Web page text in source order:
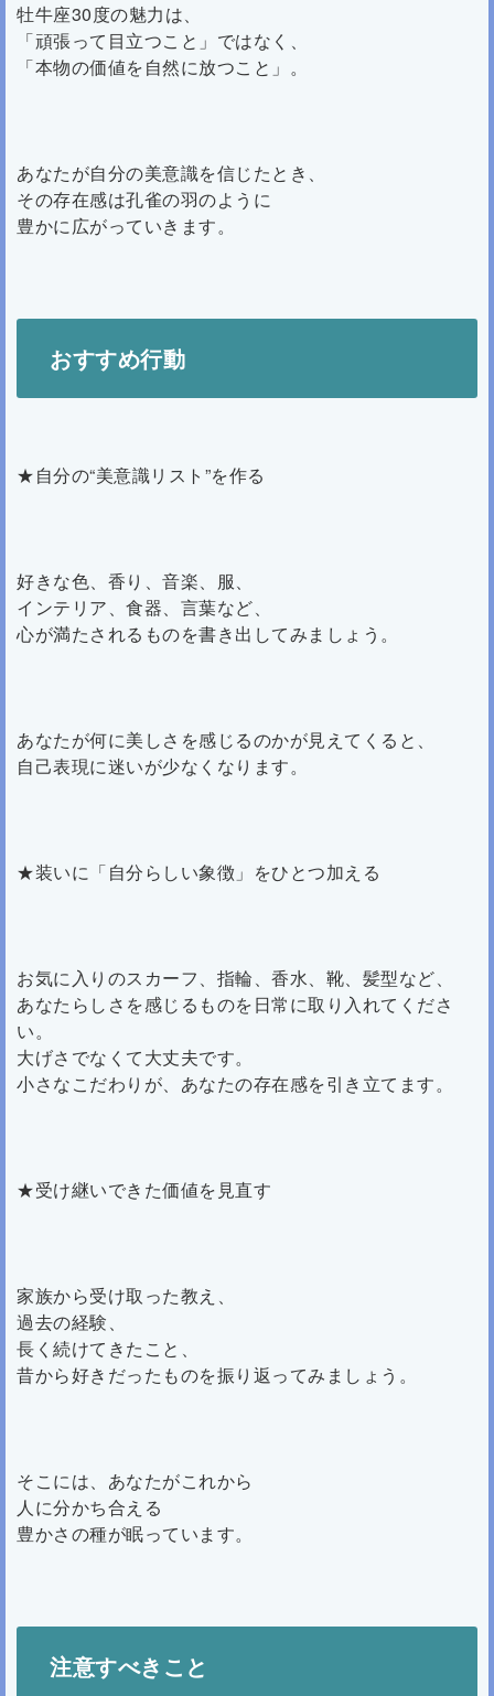
牡牛座30度の魅力は、
「頑張って目立つこと」ではなく、
「本物の価値を自然に放つこと」。
あなたが自分の美意識を信じたとき、
その存在感は孔雀の羽のように
豊かに広がっていきます。
おすすめ行動
★自分の“美意識リスト”を作る
好きな色、香り、音楽、服、
インテリア、食器、言葉など、
心が満たされるものを書き出してみましょう。
あなたが何に美しさを感じるのかが見えてくると、
自己表現に迷いが少なくなります。
★装いに「自分らしい象徴」をひとつ加える
お気に入りのスカーフ、指輪、香水、靴、髪型など、
あなたらしさを感じるものを日常に取り入れてくださ
い。
大げさでなくて大丈夫です。
小さなこだわりが、あなたの存在感を引き立てます。
★受け継いできた価値を見直す
家族から受け取った教え、
過去の経験、
長く続けてきたこと、
昔から好きだったものを振り返ってみましょう。
そこには、あなたがこれから
人に分かち合える
豊かさの種が眠っています。
注意すべきこと